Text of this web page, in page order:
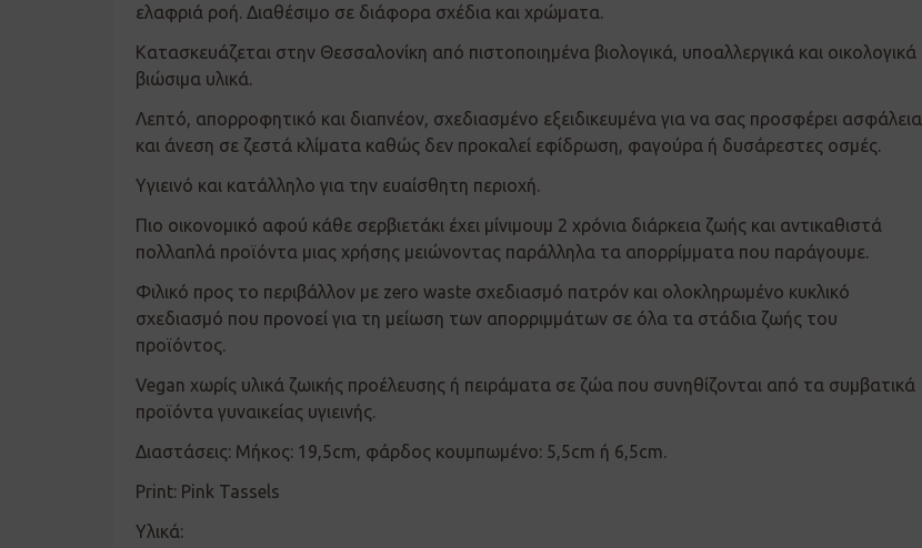
ελαφριά ροή. Διαθέσιμo σε διάφορα σχέδια και χρώματα.
Κατασκευάζεται στην Θεσσαλονίκη από πιστοποιημένα βιολογικά, υποαλλεργικά και οικολογικά
βιώσιμα υλικά.
Λεπτό, απορροφητικό και διαπνέον, σχεδιασμένο εξειδικευμένα για να σας προσφέρει ασφάλεια
και άνεση σε ζεστά κλίματα καθώς δεν προκαλεί εφίδρωση, φαγούρα ή δυσάρεστες οσμές.
Υγιεινό και κατάλληλο για την ευαίσθητη περιοχή.
Πιο οικονομικό αφού κάθε σερβιετάκι έχει μίνιμουμ 2 χρόνια διάρκεια ζωής και αντικαθιστά
πολλαπλά προϊόντα μιας χρήσης μειώνοντας παράλληλα τα απορρίμματα που παράγουμε.
Φιλικό προς το περιβάλλον με zero waste σχεδιασμό πατρόν και ολοκληρωμένο κυκλικό
σχεδιασμό που προνοεί για τη μείωση των απορριμμάτων σε όλα τα στάδια ζωής του
προϊόντος.
Vegan χωρίς υλικά ζωικής προέλευσης ή πειράματα σε ζώα που συνηθίζονται από τα συμβατικά
προϊόντα γυναικείας υγιεινής.
Διαστάσεις: Μήκος: 19,5cm, φάρδος κουμπωμένο: 5,5cm ή 6,5cm.
Print: Pink Tassels
Υλικά: